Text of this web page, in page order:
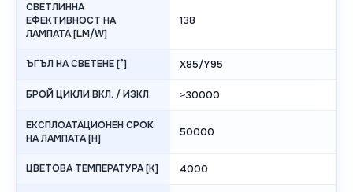
СВЕТЛИННА
ЕФЕКТИВНОСТ НА
ЛАМПАТА [LM/W]
138
ЪГЪЛ НА СВЕТЕНЕ [°] X85/Y95
БРОЙ ЦИКЛИ ВКЛ. / ИЗКЛ. ≥30000
ЕКСПЛОАТАЦИОНЕН СРОК
НА ЛАМПАТА [H]
50000
ЦВЕТОВА ТЕМПЕРАТУРА [K] 4000